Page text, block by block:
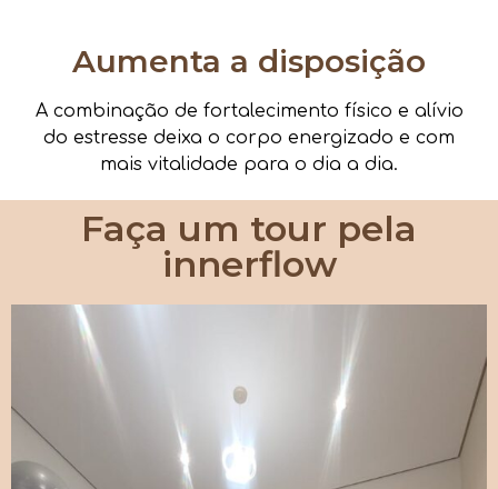
Aumenta a disposição
A combinação de fortalecimento físico e alívio
do estresse deixa o corpo energizado e com
mais vitalidade para o dia a dia.
Faça um tour pela
innerflow